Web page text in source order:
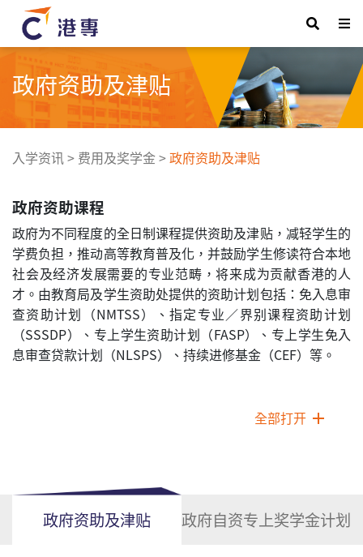
政府资助及津贴
入学资讯> 费用及奖学金>政府资助及津贴
政府资助课程
政府为不同程度的全日制课程提供资助及津贴，减轻学生的
学费负担，推动高等教育普及化，并鼓励学生修读符合本地
社会及经济发展需要的专业范畴，将来成为贡献香港的人
才。由教育局及学生资助处提供的资助计划包括：免入息审
查资助计划（NMTSS）、指定专业／界别课程资助计划
（SSSDP）、专上学生资助计划（FASP）、专上学生免入
息审查贷款计划（NLSPS）、持续进修基金（CEF）等。
全部打开
政府资助及津贴 政府自资专上奖学金计划